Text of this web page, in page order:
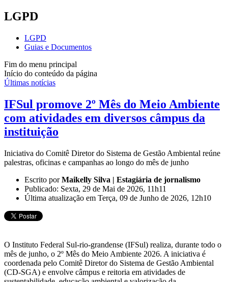
LGPD
LGPD
Guias e Documentos
Fim do menu principal
Início do conteúdo da página
Últimas notícias
IFSul promove 2º Mês do Meio Ambiente
com atividades em diversos câmpus da
instituição
Iniciativa do Comitê Diretor do Sistema de Gestão Ambiental reúne
palestras, oficinas e campanhas ao longo do mês de junho
Escrito porMaikelly Silva | Estagiária de jornalismo
Publicado: Sexta, 29 de Mai de 2026, 11h11
Última atualização em Terça, 09 de Junho de 2026, 12h10
O Instituto Federal Sul-rio-grandense (IFSul) realiza, durante todo o
mês de junho, o 2º Mês do Meio Ambiente 2026. A iniciativa é
coordenada pelo Comitê Diretor do Sistema de Gestão Ambiental
(CD-SGA) e envolve câmpus e reitoria em atividades de